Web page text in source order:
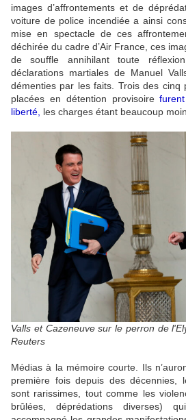
images d’affrontements et de
voiture de police incendiée a ainsi
mise en spectacle de ces
déchirée du cadre d’Air France, ces
de souffle annihilant toute
déclarations martiales de Manuel
démenties par les faits. Trois des cinq
placées en détention provisoire
liberté, les charges étant beaucoup
Valls et Cazeneuve sur le perron de
Reuters
Médias à la mémoire courte. Ils
première fois depuis des décennies,
sont rarissimes, tout comme les
brûlées, déprédations diverses)